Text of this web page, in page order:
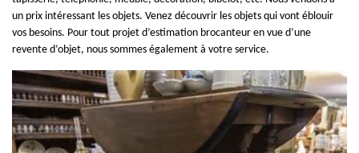
un prix intéressant les objets. Venez découvrir les objets qui vont éblouir
vos besoins. Pour tout projet d’estimation brocanteur en vue d’une
revente d’objet, nous sommes également à votre service.